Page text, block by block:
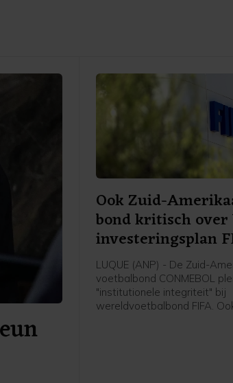
Ook Zuid-
bond kritisch
investeringsplan
LUQUE (ANP) - De Zuid-
voetbalbond CONMEBOL
"institutionele integriteit" bij
wereldvoetbalbond FIFA.